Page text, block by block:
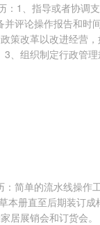
：1、指导或者协调
评论操作报告和时
策改革以改进经营
、组织制定行政管理
简单的流水线操作
本册直至后期装订成
居展销会和订货会。